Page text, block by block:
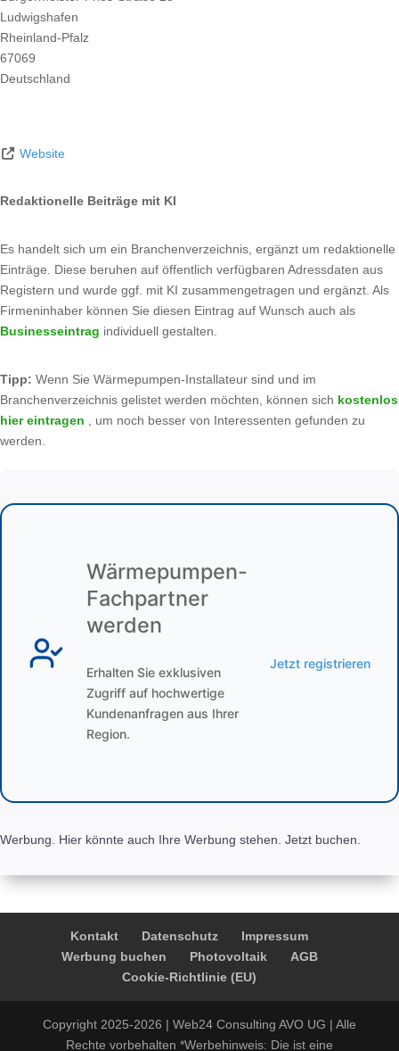
Ludwigshafen
Rheinland-Pfalz
67069
Deutschland
Website
Redaktionelle Beiträge mit KI
Es handelt sich um ein Branchenverzeichnis, ergänzt um redaktionelle
Einträge. Diese beruhen auf öffentlich verfügbaren Adressdaten aus
Registern und wurde ggf. mit KI zusammengetragen und ergänzt. Als
Firmeninhaber können Sie diesen Eintrag auf Wunsch auch als
Businesseintrag individuell gestalten.
Tipp: Wenn Sie Wärmepumpen-Installateur sind und im
Branchenverzeichnis gelistet werden möchten, können sich kostenlos
hier eintragen , um noch besser von Interessenten gefunden zu
werden.
Wärmepumpen-
Fachpartner
werden
Erhalten Sie exklusiven
Zugriff auf hochwertige
Kundenanfragen aus Ihrer
Region.
Jetzt registrieren
Werbung. Hier könnte auch Ihre Werbung stehen. Jetzt buchen.
Kontakt Datenschutz
Impressum
Werbung buchen
Photovoltaik
AGB
Cookie-Richtlinie (EU)
Copyright 2025-2026 | Web24 Consulting AVO UG | Alle
Rechte vorbehalten *Werbehinweis: Die ist eine